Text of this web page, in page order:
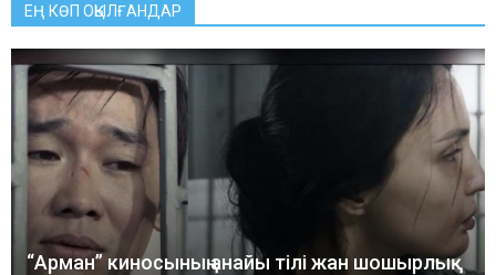
ЕҢ КӨП ОҚЫЛҒАНДАР
“Арман” киносының анайы тілі жан шошырлық